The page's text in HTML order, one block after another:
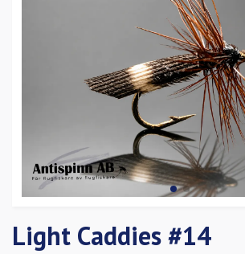
Light Caddies #14